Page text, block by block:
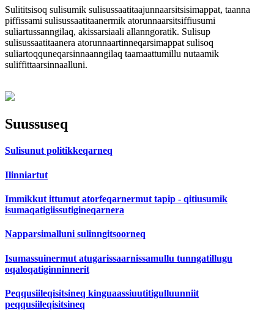
Sulititsisoq sulisumik sulisussaatitaajunnaarsitsisimappat, taanna
piffissami sulisussaatitaanermik atorunnaarsitsiffiusumi
suliartussanngilaq, akissarsiaali allanngoratik. Sulisup
sulisussaatitaanera atorunnaartinneqarsimappat sulisoq
suliartoqquneqarsinnaanngilaq taamaattumillu nutaamik
suliffittaarsinnaalluni.
Suussuseq
Sulisunut politikkeqarneq
Ilinniartut
Immikkut ittumut atorfeqarnermut tapip - qitiusumik
isumaqatigiissutigineqarnera
Napparsimalluni sulinngitsoorneq
Isumassuinermut atugarissaarnissamullu tunngatillugu
oqaloqatiginninnerit
Peqqusiileqisitsineq kinguaassiuutitigulluunniit
peqqusiileqisitsineq